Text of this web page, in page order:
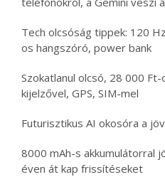
Tech olcsóság tippek: 120
os hangszóró, power bank
Szokatlanul olcsó, 28 000
kijelzővel, GPS, SIM-mel
Futurisztikus AI okosóra a
8000 mAh-s akkumulátorral
éven át kap frissítéseket